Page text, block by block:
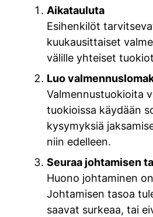
Aikatauluta
Esihenkilöt
kuukausittaiset
välille yhteiset
Luo
Valmennustuokioita
tuokioissa käydään
kysymyksiä
niin edelleen.
Seuraa johtamisen
Huono johtaminen
Johtamisen tasoa
saavat surkeaa, tai